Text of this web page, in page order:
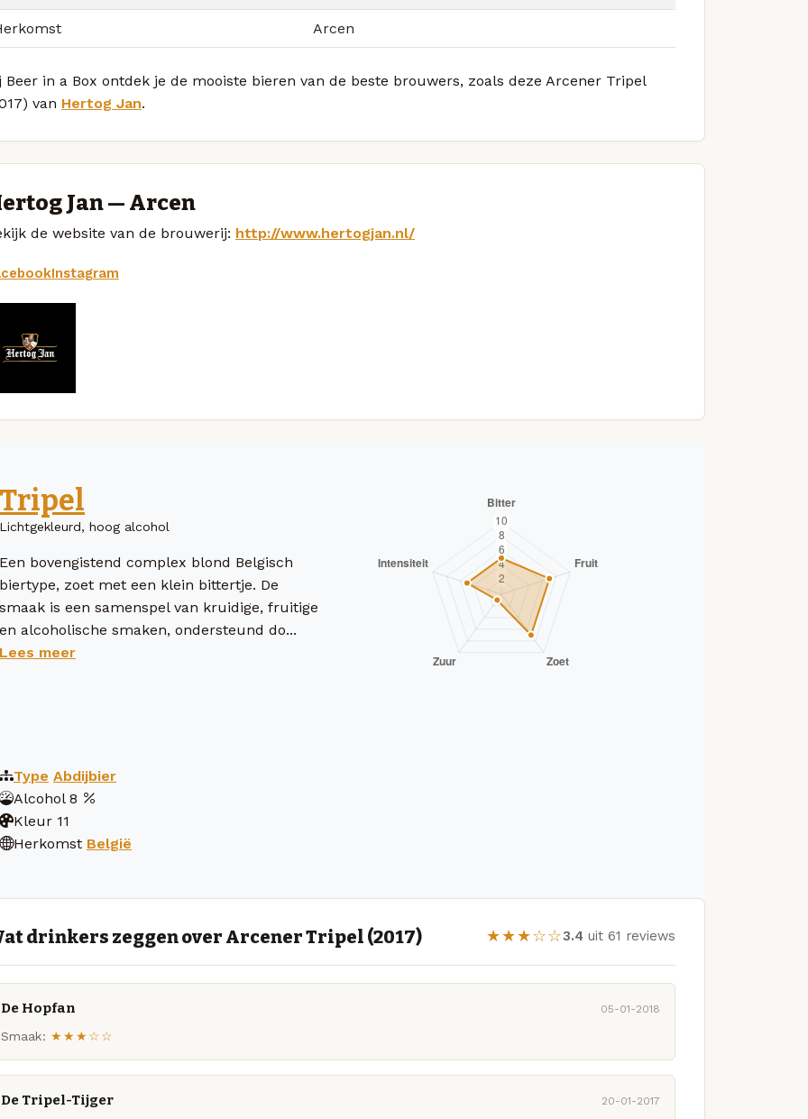
Arcen
Beer in a Box ontdek je de mooiste bieren van de beste brouwers, zoals deze Arcener Tripel
van Hertog Jan.
Jan — Arcen
de website van de brouwerij: http://www.hertogjan.nl/
Instagram
Tripel
Lichtgekleurd, hoog alcohol
Een bovengistend complex blond Belgisch
biertype, zoet met een klein bittertje. De
smaak is een samenspel van kruidige, fruitige
en alcoholische smaken, ondersteund do...
Lees meer
Type Abdijbier
Alcohol 8
Kleur 11
Herkomst België
drinkers zeggen over Arcener Tripel (2017) ★★★☆☆3.4 uit 61 reviews
De Hopfan 05-01-2018
Smaak: ★★★☆☆
De Tripel-Tijger 20-01-2017